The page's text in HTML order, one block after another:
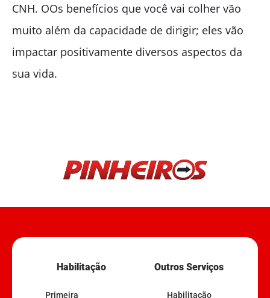
CNH. OOs benefícios que você vai colher vão
muito além da capacidade de dirigir; eles vão
impactar positivamente diversos aspectos da
sua vida.
Habilitação
Primeira
Outros Serviços
Habilitação